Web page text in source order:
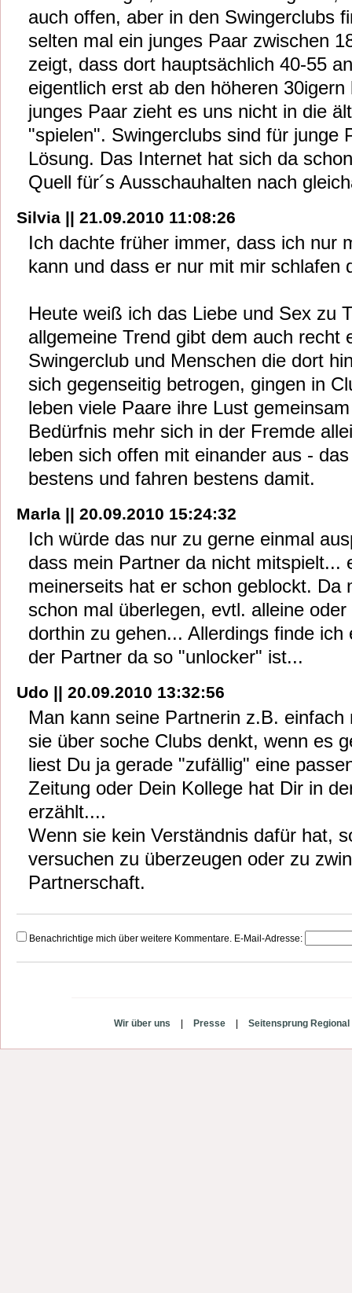
auch offen, aber in den Swingerclubs
selten mal ein junges Paar zwischen
zeigt, dass dort hauptsächlich 40-55
eigentlich erst ab den höheren
junges Paar zieht es uns nicht in die
"spielen". Swingerclubs sind für junge
Lösung. Das Internet hat sich da
Quell für´s Ausschauhalten nach
Silvia || 21.09.2010 11:08:26
Ich dachte früher immer, dass ich nur
kann und dass er nur mit mir schlafen
Heute weiß ich das Liebe und Sex zu
allgemeine Trend gibt dem auch recht
Swingerclub und Menschen die dort
sich gegenseitig betrogen, gingen in
leben viele Paare ihre Lust
Bedürfnis mehr sich in der Fremde
leben sich offen mit einander aus -
bestens und fahren bestens damit.
Marla || 20.09.2010 15:24:32
Ich würde das nur zu gerne einmal
dass mein Partner da nicht mitspielt...
meinerseits hat er schon geblockt. Da
schon mal überlegen, evtl. alleine
dorthin zu gehen... Allerdings finde
der Partner da so "unlocker" ist...
Udo || 20.09.2010 13:32:56
Man kann seine Partnerin z.B.
sie über soche Clubs denkt, wenn es
liest Du ja gerade "zufällig" eine
Zeitung oder Dein Kollege hat Dir in
erzählt....
Wenn sie kein Verständnis dafür hat,
versuchen zu überzeugen oder zu
Partnerschaft.
Benachrichtige mich über weitere Kommentare. E-Mail-Adresse:
Wir über uns Presse Seitensprung Regional